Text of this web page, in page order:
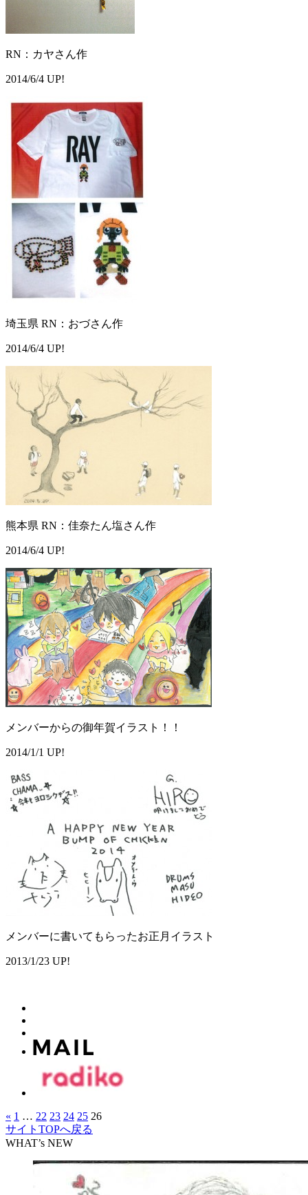
RN：カヤさん作
2014/6/4 UP!
埼玉県 RN：おづさん作
2014/6/4 UP!
熊本県 RN：佳奈たん塩さん作
2014/6/4 UP!
メンバーからの御年賀イラスト！！
2014/1/1 UP!
メンバーに書いてもらったお正月イラスト
2013/1/23 UP!
« 1 … 22 23 24 25 26
サイトTOPへ戻る
WHAT’s NEW